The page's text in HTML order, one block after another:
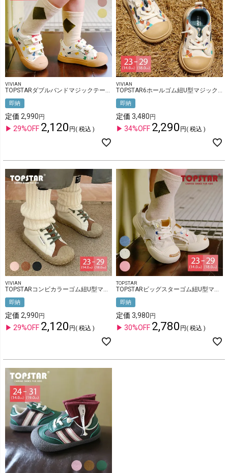
VIVIAN
即納
定価 2,990
29%OFF 2,120 税込
VIVIAN
即納
定価 3,480
34%OFF 2,290 税込
VIVIAN
即納
定価 2,990
29%OFF 2,120 税込
TOPSTAR
即納
定価 3,980
30%OFF 2,780 税込